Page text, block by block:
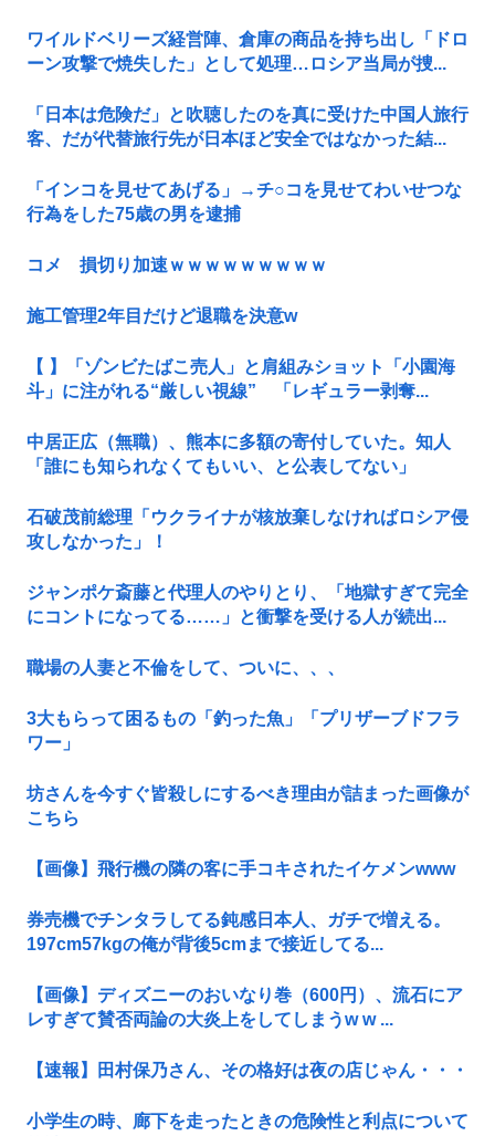
ワイルドベリーズ経営陣、倉庫の商品を持ち出し「ドロ
ーン攻撃で焼失した」として処理…ロシア当局が捜...
「日本は危険だ」と吹聴したのを真に受けた中国人旅行
客、だが代替旅行先が日本ほど安全ではなかった結...
「インコを見せてあげる」→チ○コを見せてわいせつな
行為をした75歳の男を逮捕
コメ 損切り加速ｗｗｗｗｗｗｗｗｗ
施工管理2年目だけど退職を決意w
【 】「ゾンビたばこ売人」と肩組みショット「小園海
斗」に注がれる“厳しい視線” 「レギュラー剥奪...
中居正広（無職）、熊本に多額の寄付していた。知人
「誰にも知られなくてもいい、と公表してない」
石破茂前総理「ウクライナが核放棄しなければロシア侵
攻しなかった」！
ジャンポケ斎藤と代理人のやりとり、「地獄すぎて完全
にコントになってる……」と衝撃を受ける人が続出...
職場の人妻と不倫をして、ついに、、、
3大もらって困るもの「釣った魚」「プリザーブドフラ
ワー」
坊さんを今すぐ皆殺しにするべき理由が詰まった画像が
こちら
【画像】飛行機の隣の客に手コキされたイケメンwww
券売機でチンタラしてる鈍感日本人、ガチで増える。
197cm57kgの俺が背後5cmまで接近してる...
【画像】ディズニーのおいなり巻（600円）、流石にア
レすぎて賛否両論の大炎上をしてしまうw w ...
【速報】田村保乃さん、その格好は夜の店じゃん・・・
小学生の時、廊下を走ったときの危険性と利点について